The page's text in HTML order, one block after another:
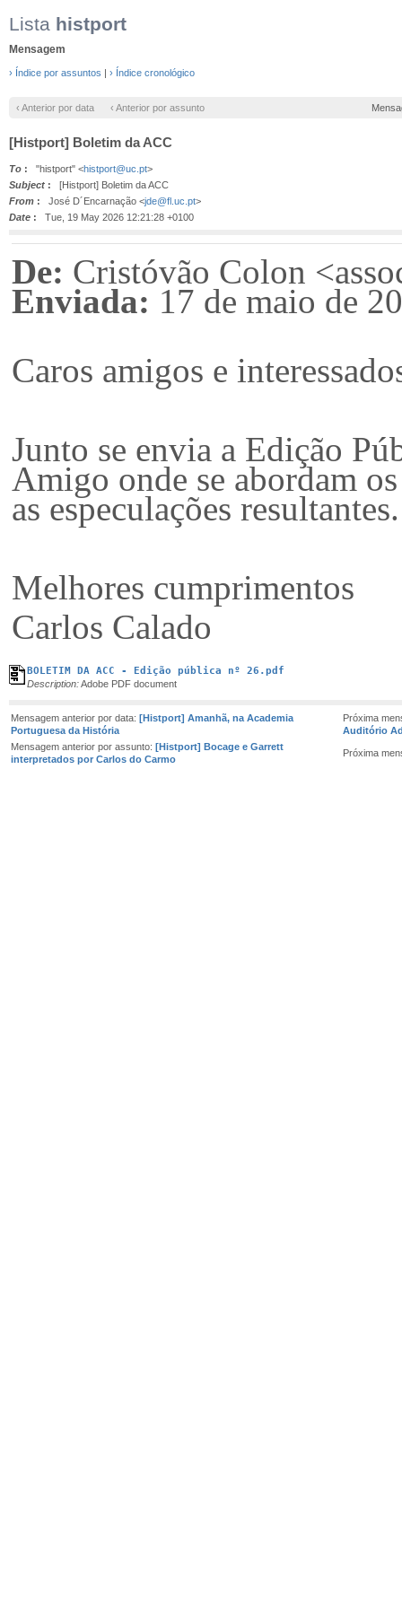
Lista histport
Mensagem
› Índice por assuntos | › Índice cronológico
‹ Anterior por data ‹ Anterior por assunto
[Histport] Boletim da ACC
To : "histport" <histport@uc.pt>
Subject : [Histport] Boletim da ACC
From : José D´Encarnação <jde@fl.uc.pt>
Date : Tue, 19 May 2026 12:21:28 +0100
De: Cristóvão Colon
Enviada: 17 de maio de
Caros amigos e
Junto se envia a Edição
Amigo onde se abordam
as especulações resultantes.
Melhores cumprimentos
Carlos Calado
BOLETIM DA ACC - Edição pública nº 26.pdf
Description:Adobe PDF document
Mensagem anterior por data: [Histport] Amanhã, na Academia
Portuguesa da História
Próxima
Auditório
Mensagem anterior por assunto: [Histport] Bocage e Garrett
interpretados por Carlos do Carmo
Próxima